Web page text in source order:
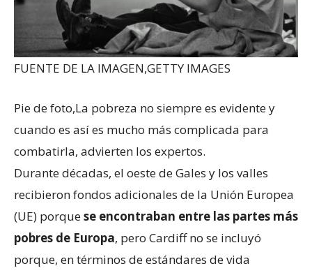
FUENTE DE LA IMAGEN,GETTY IMAGES
Pie de foto,La pobreza no siempre es evidente y
cuando es así es mucho más complicada para
combatirla, advierten los expertos.
Durante décadas, el oeste de Gales y los valles
recibieron fondos adicionales de la Unión Europea
(UE) porquese encontraban entre las partes más
pobres de Europa, pero Cardiff no se incluyó
porque, en términos de estándares de vida